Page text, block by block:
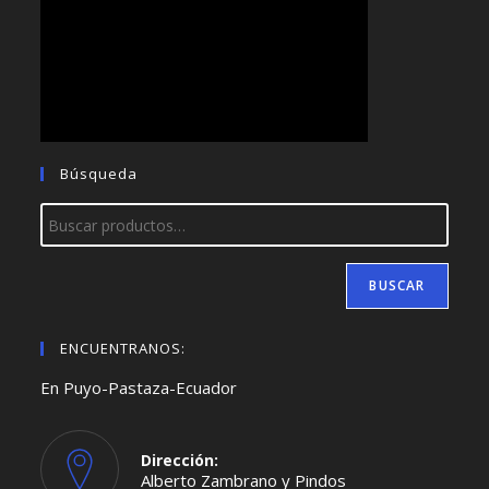
Búsqueda
BUSCAR
ENCUENTRANOS:
En Puyo-Pastaza-Ecuador
Dirección:
Alberto Zambrano y Pindos